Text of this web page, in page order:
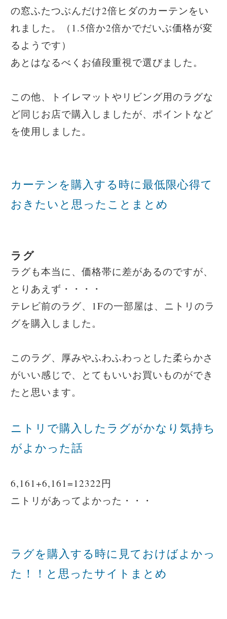
の窓ふたつぶんだけ2倍ヒダのカーテンをい
れました。（1.5倍か2倍かでだいぶ価格が変
るようです）
あとはなるべくお値段重視で選びました。
この他、トイレマットやリビング用のラグな
ど同じお店で購入しましたが、ポイントなど
を使用しました。
カーテンを購入する時に最低限心得て
おきたいと思ったことまとめ
ラグ
ラグも本当に、価格帯に差があるのですが、
とりあえず・・・・
テレビ前のラグ、1Fの一部屋は、ニトリのラ
グを購入しました。
このラグ、厚みやふわふわっとした柔らかさ
がいい感じで、とてもいいお買いものができ
たと思います。
ニトリで購入したラグがかなり気持ち
がよかった話
6,161+6,161=12322円
ニトリがあってよかった・・・
ラグを購入する時に見ておけばよかっ
た！！と思ったサイトまとめ